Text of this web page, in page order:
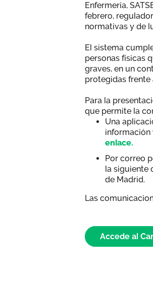
Qué
Actualidad
Enfermería,
febrero,
normativas y de
El sistema
personas físicas
graves, en un
protegidas frente
Para la
que permite la
Una
información
enlace.
Por correo
la siguiente
de Madrid.
Las
Accede al